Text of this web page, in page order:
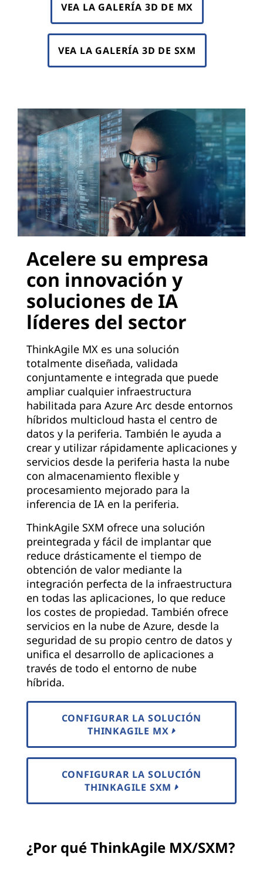
VEA LA GALERÍA 3D DE MX
VEA LA GALERÍA 3D DE SXM
Acelere su empresa
con innovación y
soluciones de IA
líderes del sector
ThinkAgile MX es una solución
totalmente diseñada, validada
conjuntamente e integrada que puede
ampliar cualquier infraestructura
habilitada para Azure Arc desde entornos
híbridos multicloud hasta el centro de
datos y la periferia. También le ayuda a
crear y utilizar rápidamente aplicaciones y
servicios desde la periferia hasta la nube
con almacenamiento flexible y
procesamiento mejorado para la
inferencia de IA en la periferia.
ThinkAgile SXM ofrece una solución
preintegrada y fácil de implantar que
reduce drásticamente el tiempo de
obtención de valor mediante la
integración perfecta de la infraestructura
en todas las aplicaciones, lo que reduce
los costes de propiedad. También ofrece
servicios en la nube de Azure, desde la
seguridad de su propio centro de datos y
unifica el desarrollo de aplicaciones a
través de todo el entorno de nube
híbrida.
CONFIGURAR LA SOLUCIÓN
THINKAGILE MX
CONFIGURAR LA SOLUCIÓN
THINKAGILE SXM
¿Por qué ThinkAgile MX/SXM?